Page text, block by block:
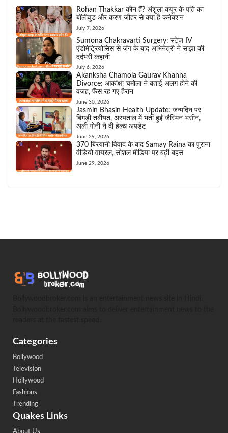
Rohan Thakkar कौन हैं? अंशुला कपूर के पति का
बॉलीवुड और करण जौहर से क्या है कनेक्शन
July 7, 2026
Sumona Chakravarti Surgery: स्टेज IV
एंडोमेट्रियोसिस से जंग के बाद अभिनेत्री ने साझा की
दर्दभरी कहानी
July 6, 2026
Akanksha Chamola Gaurav Khanna
Divorce: आकांक्षा चमोला ने बताई अलग होने की
वजह, फैंस रह गए हैरान
June 30, 2026
Jasmin Bhasin Health Update: जन्मदिन पर
बिगड़ी तबीयत, अस्पताल में भर्ती हुईं जैस्मिन भसीन,
अली गोनी ने दी हेल्थ अपडेट
June 29, 2026
370 बिरयानी विवाद के बाद Samay Raina का पुराना
वीडियो वायरल, सोशल मीडिया पर बढ़ी बहस
June 29, 2026
Categories
Bollywood
Television
Hollywood
Fashions
Trending
Quakes Links
About Us